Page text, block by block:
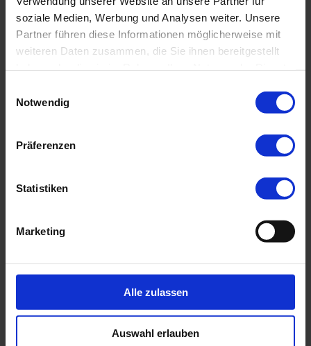
soziale Medien, Werbung und Analysen weiter. Unsere
Partner führen diese Informationen möglicherweise mit
weiteren Daten zusammen, die Sie ihnen bereitgestellt
Notwendig
Präferenzen
Statistiken
Marketing
Alle zulassen
Auswahl erlauben
Governance- und Compliance-Prozesse
effizient, transparent und
zukunftsfähige Compliance- und ESG-
Lösungen sowie den direkten Austausch
mit unserem Expertenteam.